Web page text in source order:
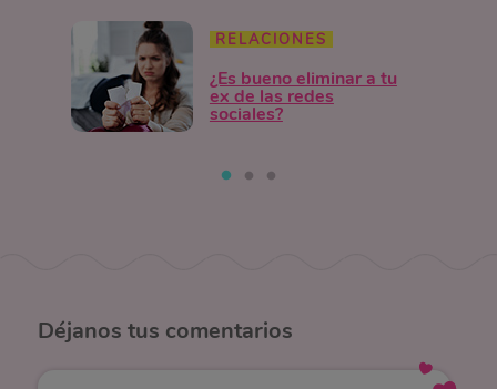
RELACIONES
¿Es bueno eliminar a tu
ex de las redes
sociales?
Déjanos tus comentarios